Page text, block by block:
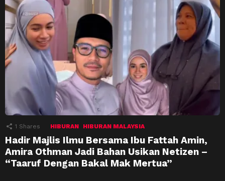
1 Shares HIBURAN HIBURAN MALAYSIA
Hadir Majlis Ilmu Bersama Ibu Fattah Amin,
Amira Othman Jadi Bahan Usikan Netizen –
“Taaruf Dengan Bakal Mak Mertua”